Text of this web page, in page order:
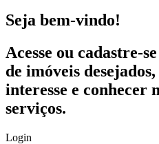
Seja bem-vindo!
Acesse ou cadastre-
de imóveis
interesse e conhecer
serviços.
Login